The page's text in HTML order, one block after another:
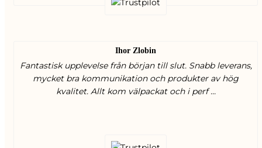
Ihor Zlobin
Fantastisk upplevelse från början till slut. Snabb leverans,
mycket bra kommunikation och produkter av hög
kvalitet. Allt kom välpackat och i perf ...